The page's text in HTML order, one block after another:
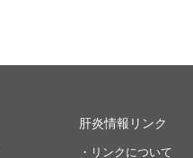
肝炎情報リンク
・リンクについて